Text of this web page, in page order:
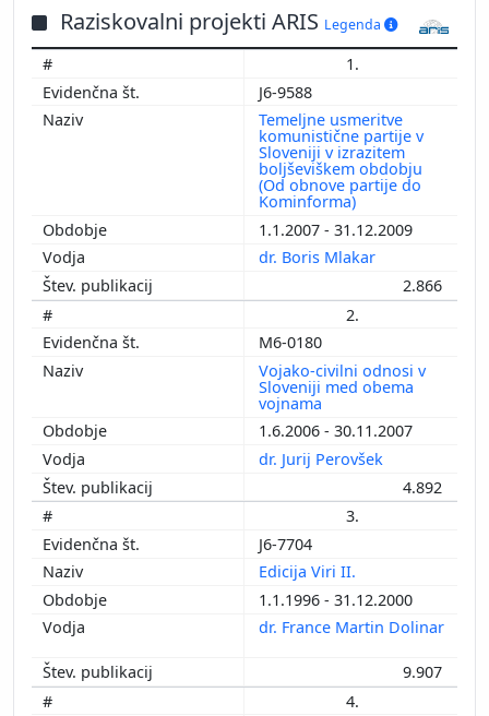
Raziskovalni projekti ARIS Legenda
1.
J6-9588
Temeljne usmeritve
komunistične partije v
Sloveniji v izrazitem
boljševiškem obdobju
(Od obnove partije do
Kominforma)
1.1.2007 - 31.12.2009
dr. Boris Mlakar
2.866
2.
M6-0180
Vojako-civilni odnosi v
Sloveniji med obema
vojnama
1.6.2006 - 30.11.2007
dr. Jurij Perovšek
4.892
3.
J6-7704
Edicija Viri II.
1.1.1996 - 31.12.2000
dr. France Martin Dolinar
9.907
4.